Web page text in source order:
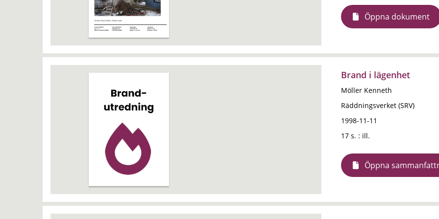
Öppna dokument
Brand i lägenhet
Möller Kenneth
Räddningsverket (SRV)
1998-11-11
17 s. : ill.
Öppna